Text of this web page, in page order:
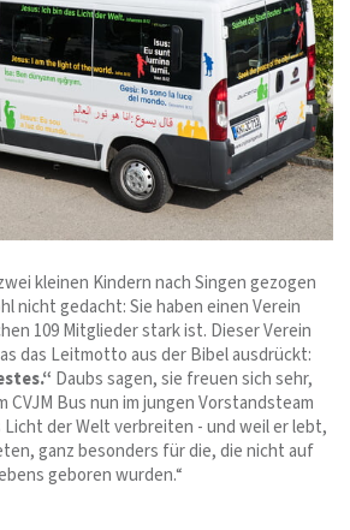
kleinen Kindern nach Singen gezogen
nicht gedacht: Sie haben einen Verein
109 Mitglieder stark ist. Dieser Verein
das Leitmotto aus der Bibel ausdrückt:
Daubs sagen, sie freuen sich sehr,
CVJM Bus nun im jungen Vorstandsteam
der Welt verbreiten - und weil er lebt,
ganz besonders für die, die nicht auf
geboren wurden.“